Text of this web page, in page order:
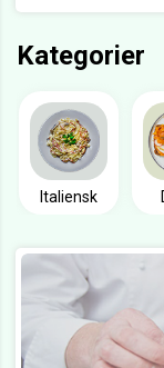
Kategorier
Italiensk